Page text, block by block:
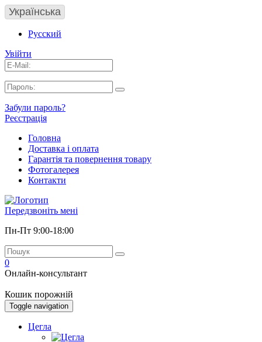
Українська
Русский
Увійти
Забули пароль?
Реєстрація
Головна
Доставка і оплата
Гарантія та повернення товару
Фотогалерея
Контакти
Передзвоніть мені
Пн-Пт 9:00-18:00
0
Онлайн-консультант
Кошик порожній
Toggle navigation
Цегла